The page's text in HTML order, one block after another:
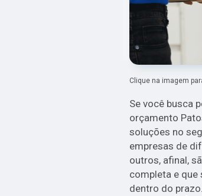
Clique na imagem
Se você busca
orçamento
soluções no
empresas de
outros, afinal,
completa e que
dentro do prazo.